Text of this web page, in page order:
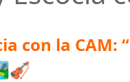
con la CAM: